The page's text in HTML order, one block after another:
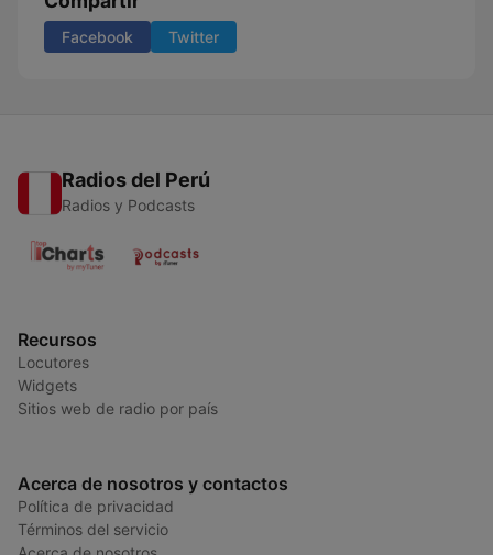
Facebook Twitter
Radios del Perú
Radios y Podcasts
Recursos
Locutores
Widgets
Sitios web de radio por país
Acerca de nosotros y contactos
Política de privacidad
Términos del servicio